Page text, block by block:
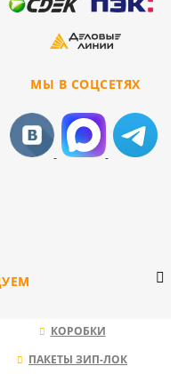
МЫ В СОЦСЕТЯХ
КОРОБКИ
ПАКЕТЫ ЗИП-ЛОК